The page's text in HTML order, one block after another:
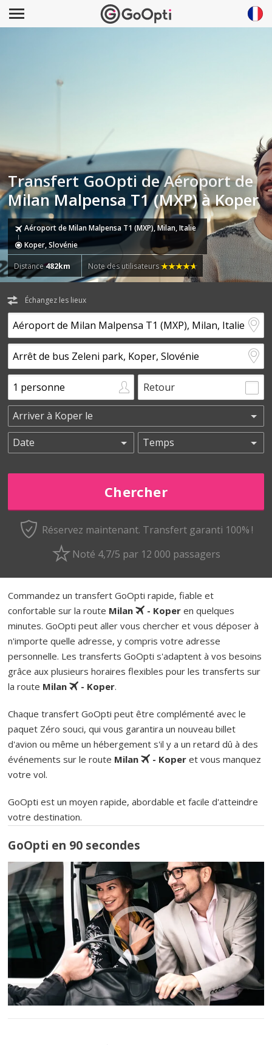
Transfert GoOpti de Aéroport de
Milan Malpensa T1 (MXP) à Koper
Aéroport de Milan Malpensa T1 (MXP), Milan, Italie
Koper, Slovénie
Distance482km Note des utilisateurs
Échangez les lieux
Retour
Réservez maintenant. Transfert garanti 100% !
Noté 4,7/5 par 12 000 passagers
Commandez un transfert GoOpti rapide, fiable et
confortable sur la route Milan - Koper en quelques
minutes. GoOpti peut aller vous chercher et vous déposer à
n'importe quelle adresse, y compris votre adresse
personnelle. Les transferts GoOpti s'adaptent à vos besoins
grâce aux plusieurs horaires flexibles pour les transferts sur
la route Milan - Koper.
Chaque transfert GoOpti peut être complémenté avec le
paquet Zéro souci, qui vous garantira un nouveau billet
d'avion ou même un hébergement s'il y a un retard dû à des
événements sur le route Milan - Koper et vous manquez
votre vol.
GoOpti est un moyen rapide, abordable et facile d'atteindre
votre destination.
GoOpti en 90 secondes